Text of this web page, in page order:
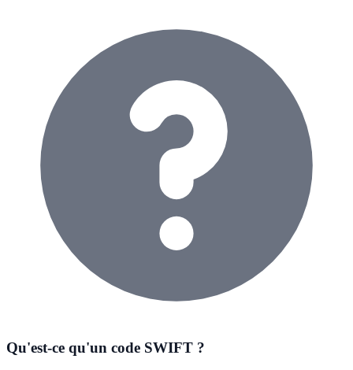
Qu'est-ce qu'un code SWIFT ?